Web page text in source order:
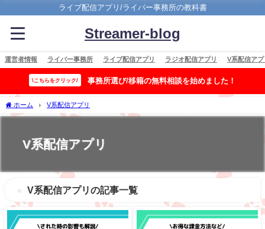
ライブ配信アプリ/ライバー事務所の教科書
Streamer-blog
運営者情報 ライバー事務所 ライブ配信アプリ ラジオ配信アプリ V系配信アプ
\こちらをクリック/ 事務所選び/移籍の無料相談を始めました！
ホーム V系配信アプリ
V系配信アプリ
V系配信アプリの記事一覧